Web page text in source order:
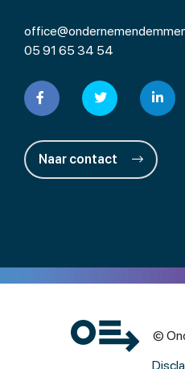
05 91 65 34 54
Naar contact
©